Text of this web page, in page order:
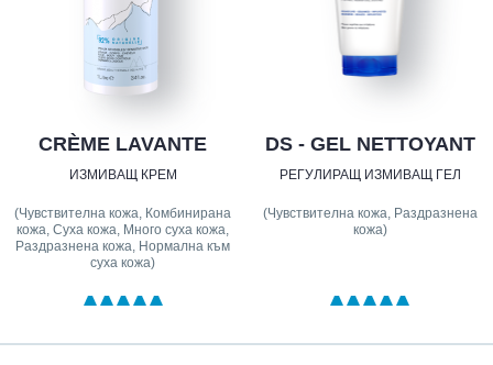
CRÈME LAVANTE
ИЗМИВАЩ КРЕМ
(Чувствителна кожа, Комбинирана
кожа, Суха кожа, Много суха кожа,
Раздразнена кожа, Нормална към
суха кожа)
DS - GEL NETTOYANT
РЕГУЛИРАЩ ИЗМИВАЩ ГЕЛ
(Чувствителна кожа, Раздразнена
кожа)